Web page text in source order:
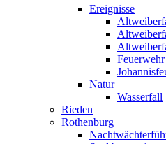
Ereignisse
Natur
Wasserfall
Rieden
Rothenburg